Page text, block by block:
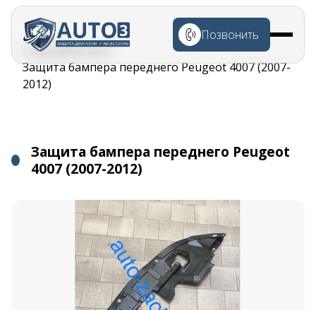
Перейти к
основному
содержанию
Позвонить
Строка
навигации
ГлавнаяКаталог
Защита бампера переднего Peugeot 4007 (2007-
2012)
Защита бампера переднего Peugeot
4007 (2007-2012)